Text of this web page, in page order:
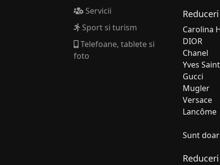
Carolina
DIOR
Chanel
Yves
Gucci
Mugler
Versace
Lancôme
Sunt
Servicii
Sport si turism
Telefoane, tablete si
foto